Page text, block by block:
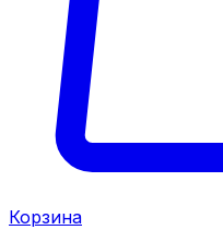
Корзина